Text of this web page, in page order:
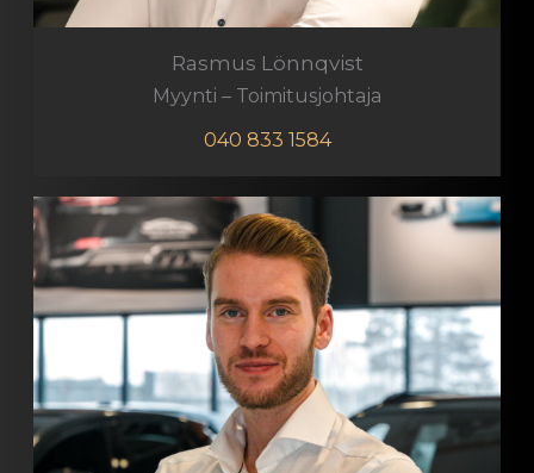
Rasmus Lönnqvist
Myynti – Toimitusjohtaja
040 833 1584